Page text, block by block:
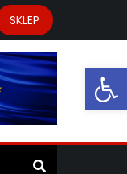
SKLEP